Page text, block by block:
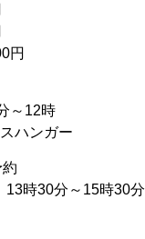
円
～12時
ハンガー
時30分～15時30分